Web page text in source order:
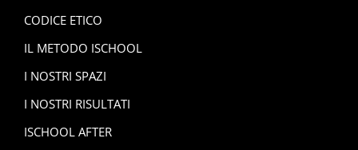
CODICE ETICO
IL METODO ISCHOOL
I NOSTRI SPAZI
I NOSTRI RISULTATI
ISCHOOL AFTER